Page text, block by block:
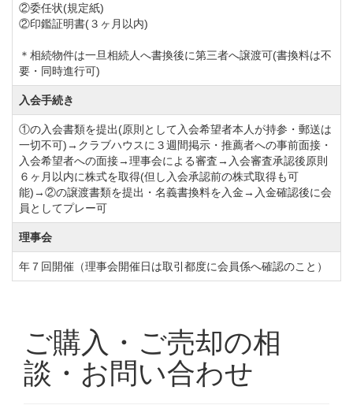
②委任状(規定紙)
②印鑑証明書(３ヶ月以内)
＊相続物件は一旦相続人へ書換後に第三者へ譲渡可(書換料は不
要・同時進行可)
入会手続き
①の入会書類を提出(原則として入会希望者本人が持参・郵送は
一切不可)→クラブハウスに３週間掲示・推薦者への事前面接・
入会希望者への面接→理事会による審査→入会審査承認後原則
６ヶ月以内に株式を取得(但し入会承認前の株式取得も可
能)→②の譲渡書類を提出・名義書換料を入金→入金確認後に会
員としてプレー可
理事会
年７回開催（理事会開催日は取引都度に会員係へ確認のこと）